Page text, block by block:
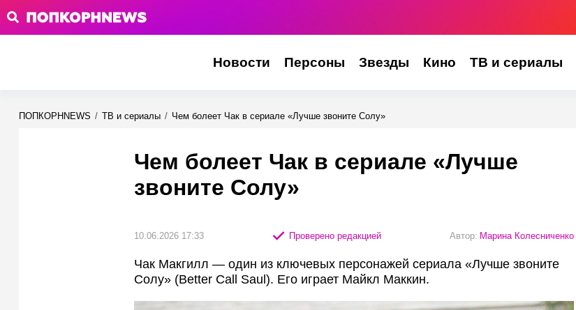
Новости Персоны Звезды Кино ТВ и сериалы
ПОПКОРНNEWS / ТВ и сериалы / Чем болеет Чак в сериале «Лучше звоните Солу»
Чем болеет Чак в сериале «Лучше
звоните Солу»
10.06.2026 17:33 Проверено редакцией Автор: Марина Колесниченко
Чак Макгилл — один из ключевых персонажей сериала «Лучше звоните
Солу» (Better Call Saul). Его играет Майкл Маккин.